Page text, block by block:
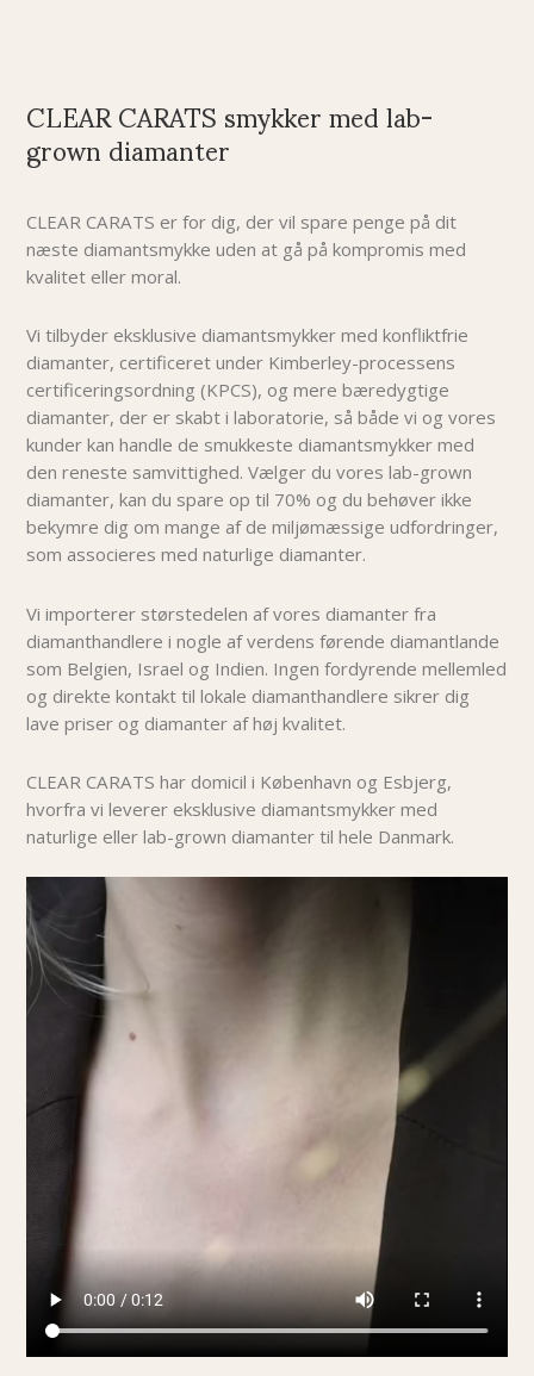
CLEAR CARATS smykker med lab-
grown diamanter
CLEAR CARATS er for dig, der vil spare penge på dit
næste diamantsmykke uden at gå på kompromis med
kvalitet eller moral.
Vi tilbyder eksklusive diamantsmykker med konfliktfrie
diamanter, certificeret under Kimberley-processens
certificeringsordning (KPCS), og mere bæredygtige
diamanter, der er skabt i laboratorie, så både vi og vores
kunder kan handle de smukkeste diamantsmykker med
den reneste samvittighed. Vælger du vores lab-grown
diamanter, kan du spare op til 70% og du behøver ikke
bekymre dig om mange af de miljømæssige udfordringer,
som associeres med naturlige diamanter.
Vi importerer størstedelen af vores diamanter fra
diamanthandlere i nogle af verdens førende diamantlande
som Belgien, Israel og Indien. Ingen fordyrende mellemled
og direkte kontakt til lokale diamanthandlere sikrer dig
lave priser og diamanter af høj kvalitet.
CLEAR CARATS har domicil i København og Esbjerg,
hvorfra vi leverer eksklusive diamantsmykker med
naturlige eller lab-grown diamanter til hele Danmark.